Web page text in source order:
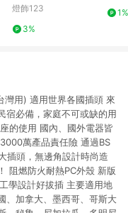
燈飾123
3%
1%
用) 適用世界各國插頭 來
宿必備，家庭不可或缺的用
的使用 國內、國外電器皆
萬產品責任險 通過BS
插頭，無邊角設計時尚造
阻燃防火耐熱PC外殼 新版
學設計好拔插 主要適用地
、加拿大、墨西哥、哥斯大